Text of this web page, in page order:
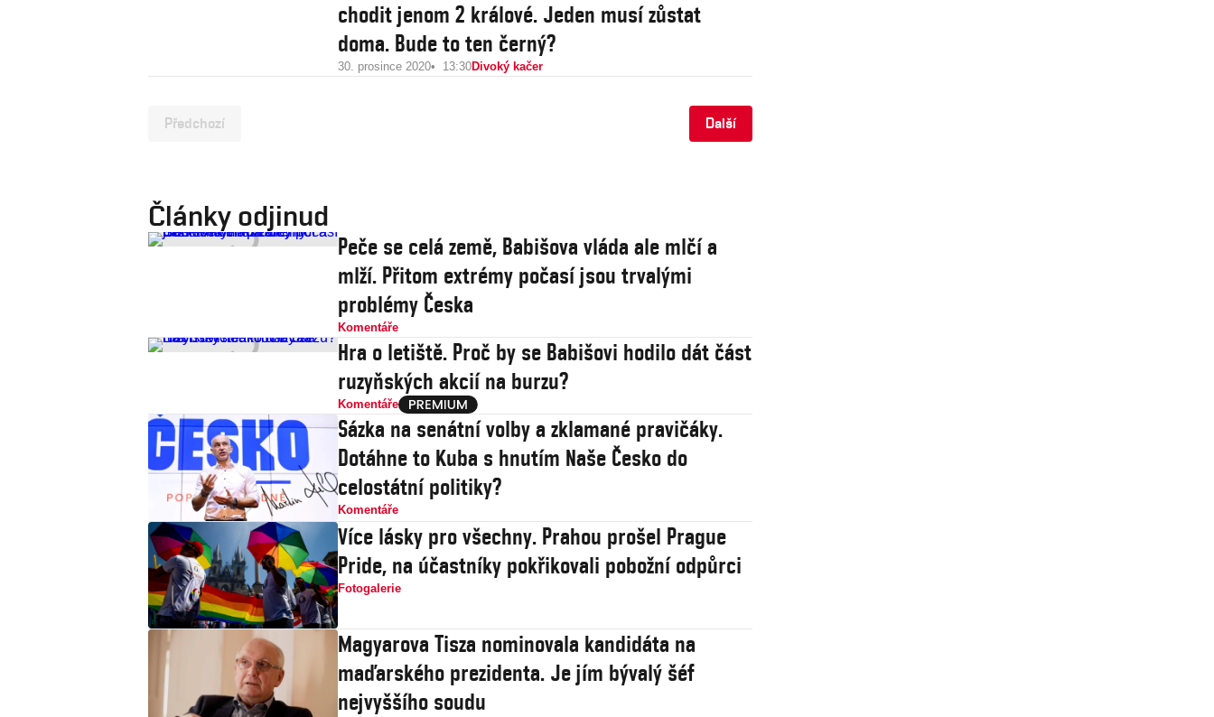
chodit jenom 2 králové. Jeden musí zůstat
doma. Bude to ten černý?
30. prosince 2020 13:30Divoký kačer
Předchozí Další
Články odjinud
Peče se celá země, Babišova vláda ale mlčí a
mlží. Přitom extrémy počasí jsou trvalými
problémy Česka
Komentáře
Hra o letiště. Proč by se Babišovi hodilo dát část
ruzyňských akcií na burzu?
Komentáře
Sázka na senátní volby a zklamané pravičáky.
Dotáhne to Kuba s hnutím Naše Česko do
celostátní politiky?
Komentáře
Více lásky pro všechny. Prahou prošel Prague
Pride, na účastníky pokřikovali pobožní odpůrci
Fotogalerie
Magyarova Tisza nominovala kandidáta na
maďarského prezidenta. Je jím bývalý šéf
nejvyššího soudu